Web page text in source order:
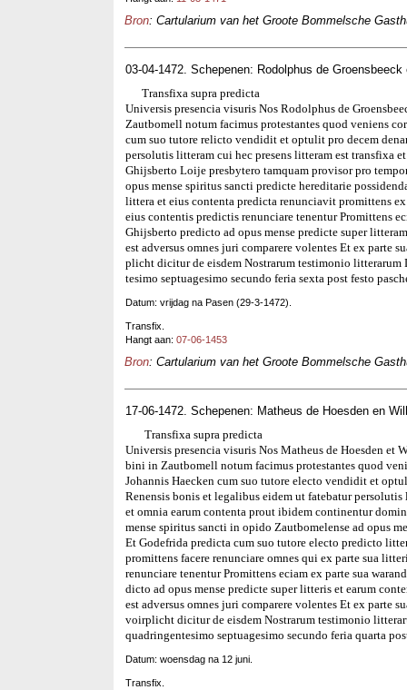
Bron: Cartularium van het Groote Bommelsche
03-04-1472. Schepenen: Rodolphus de
Transfixa supra predicta
Universis presencia visuris Nos Rodolphus de
Zautbomell notum facimus protestantes quod veniens
cum suo tutore relicto vendidit et optulit pro decem
persolutis litteram cui hec presens litteram est transfixa
Ghijsberto Loije presbytero tamquam provisor pro
opus mense spiritus sancti predicte hereditarie
littera et eius contenta predicta renunciavit promittens
eius contentis predictis renunciare tenentur Promittens
Ghijsberto predicto ad opus mense predicte super
est adversus omnes juri comparere volentes Et ex parte
plicht dicitur de eisdem Nostrarum testimonio
tesimo septuagesimo secundo feria sexta post festo
Datum: vrijdag na Pasen (29-3-1472).
Transfix.
Hangt aan: 07-06-1453
Bron: Cartularium van het Groote Bommelsche
17-06-1472. Schepenen: Matheus de Hoesden en
Transfixa supra predicta
Universis presencia visuris Nos Matheus de Hoesden et
bini in Zautbomell notum facimus protestantes quod
Johannis Haecken cum suo tutore electo vendidit et
Renensis bonis et legalibus eidem ut fatebatur
et omnia earum contenta prout ibidem continentur
mense spiritus sancti in opido Zautbomelense ad opus
Et Godefrida predicta cum suo tutore electo predicto
promittens facere renunciare omnes qui ex parte sua
renunciare tenentur Promittens eciam ex parte sua
dicto ad opus mense predicte super litteris et earum
est adversus omnes juri comparere volentes Et ex parte
voirplicht dicitur de eisdem Nostrarum testimonio
quadringentesimo septuagesimo secundo feria quarta
Datum: woensdag na 12 juni.
Transfix.